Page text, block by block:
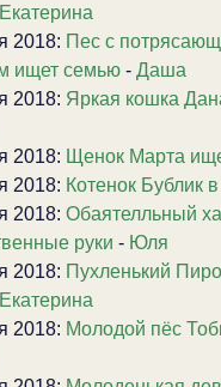
Екатерина
2018: Пес с
ищет семью - Даша
2018: Яркая кошка
2018: Щенок Марта
2018: Котенок Бублик
2018: Обаятелльный
руки - Юля
2018: Пухленький
Екатерина
2018: Молодой пёс